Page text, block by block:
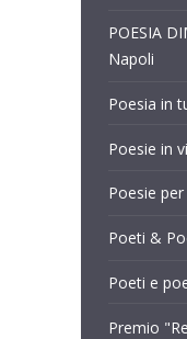
POESIA
Napoli
Poesia in
Poesie in
Poesie per
Poeti &
Poeti e
Premio